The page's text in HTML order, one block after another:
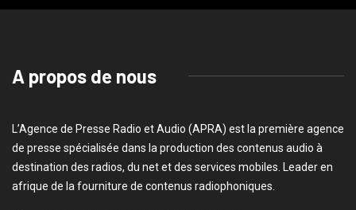
A propos de nous
L’Agence de Presse Radio et Audio (APRA) est la première agence
de presse spécialisée dans la production des contenus audio à
destination des radios, du net et des services mobiles. Leader en
afrique de la fourniture de contenus radiophoniques.